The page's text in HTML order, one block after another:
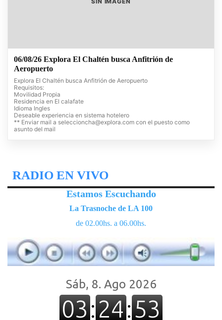
06/08/26 Explora El Chaltén busca Anfitrión de
Aeropuerto
Explora El Chaltén busca Anfitrión de Aeropuerto
Requisitos:
Movilidad Propia
Residencia en El calafate
Idioma Ingles
Deseable experiencia en sistema hotelero
** Enviar mail a seleccioncha@explora.com con el puesto como
asunto del mail
RADIO EN VIVO
Estamos Escuchando
La Trasnoche de LA 100
de 02.00hs. a 06.00hs.